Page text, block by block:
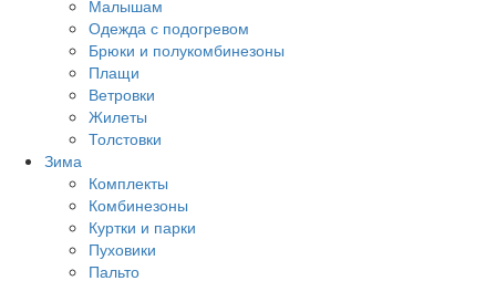
Малышам
Одежда с подогревом
Брюки и полукомбинезоны
Плащи
Ветровки
Жилеты
Толстовки
Зима
Комплекты
Комбинезоны
Куртки и парки
Пуховики
Пальто